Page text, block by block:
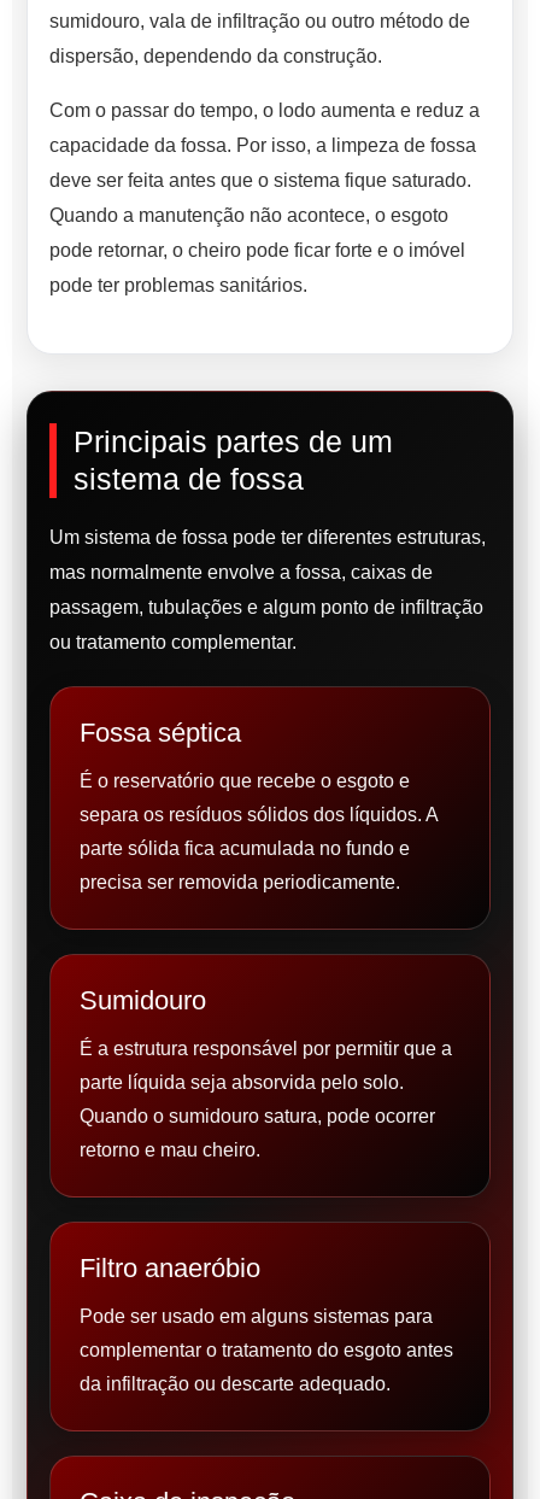
sumidouro, vala de infiltração ou outro método de
dispersão, dependendo da construção.
Com o passar do tempo, o lodo aumenta e reduz a
capacidade da fossa. Por isso, a limpeza de fossa
deve ser feita antes que o sistema fique saturado.
Quando a manutenção não acontece, o esgoto
pode retornar, o cheiro pode ficar forte e o imóvel
pode ter problemas sanitários.
Principais partes de um
sistema de fossa
Um sistema de fossa pode ter diferentes estruturas,
mas normalmente envolve a fossa, caixas de
passagem, tubulações e algum ponto de infiltração
ou tratamento complementar.
Fossa séptica
É o reservatório que recebe o esgoto e
separa os resíduos sólidos dos líquidos. A
parte sólida fica acumulada no fundo e
precisa ser removida periodicamente.
Sumidouro
É a estrutura responsável por permitir que a
parte líquida seja absorvida pelo solo.
Quando o sumidouro satura, pode ocorrer
retorno e mau cheiro.
Filtro anaeróbio
Pode ser usado em alguns sistemas para
complementar o tratamento do esgoto antes
da infiltração ou descarte adequado.